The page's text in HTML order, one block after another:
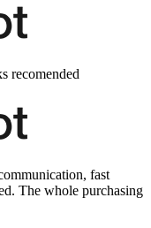
recomended
fast
The whole purchasing